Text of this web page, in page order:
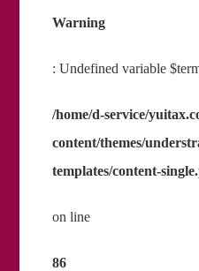
Warning
: Undefined variable
/home/d-service/
content/themes/
templates/content-
on line
86